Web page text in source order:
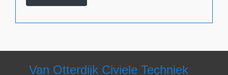
Van Otterdijk Civiele Techniek